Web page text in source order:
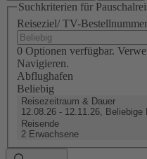
Suchkriterien für
Reiseziel/ TV-
0 Optionen verfügbar.
Navigieren.
Abflughafen
Beliebig
Reisezeitraum & Dauer
12.08.26 - 12.11.26, Beliebige
Reisende
2 Erwachsene